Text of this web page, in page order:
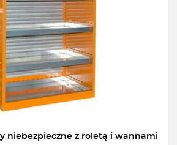
niebezpieczne z roletą i wannami